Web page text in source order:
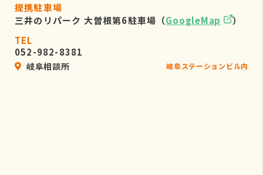
提携駐車場
三井のリパーク 大曽根第6駐車場（GoogleMap
）
TEL
052-982-8381
岐阜相談所 岐阜ステーションビル内